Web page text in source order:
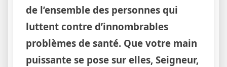
de l’ensemble des personnes qui
luttent contre d’innombrables
problèmes de santé. Que votre main
puissante se pose sur elles, Seigneur,